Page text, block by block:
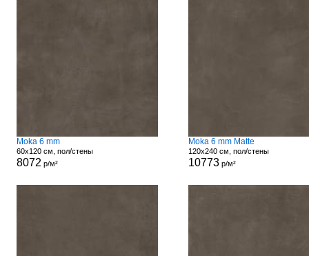
Moka 6 mm
60x120 см, пол/стены
8072 р/м²
Moka 6 mm Matte
120x240 см, пол/стены
10773р/м²